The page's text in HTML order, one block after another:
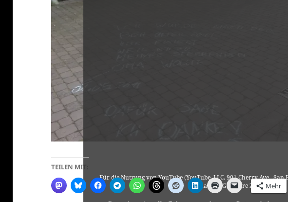
Für die Nutzung von YouTube (YouTube, LLC, 901 Cherry Ave.,
laut DSGVO Ihre Zustimmung.
TEILEN MIT:
Mehr